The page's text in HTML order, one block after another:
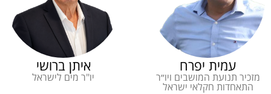
עמית יפרח
מזכיר תנועת המושבים ויו״ר
התאחדות חקלאי ישראל
איתן ברושי
יו"ר מים לישראל